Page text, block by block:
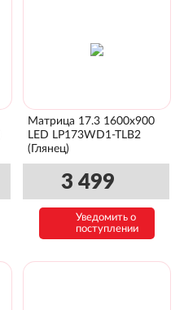
Матрица 17.3 1600x900
LED LP173WD1-TLB2
(Глянец)
3 499
Уведомить о
поступлении